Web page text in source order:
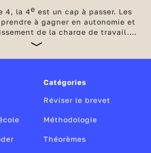
4, la 4e est un cap à passer. Les
à gagner en autonomie et
de la charge de travail.
deviennent plus denses et plus
personnalisé). Chaque élève
Catégories
Réviser le brevet
Méthodologie
Théorèmes